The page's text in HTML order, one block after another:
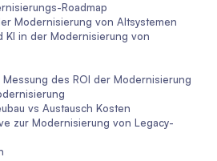
Roadmap
Modernisierung von Altsystemen
KI in der Modernisierung von
Messung des ROI der Modernisierung
vs Austausch Kosten
zur Modernisierung von Legacy-